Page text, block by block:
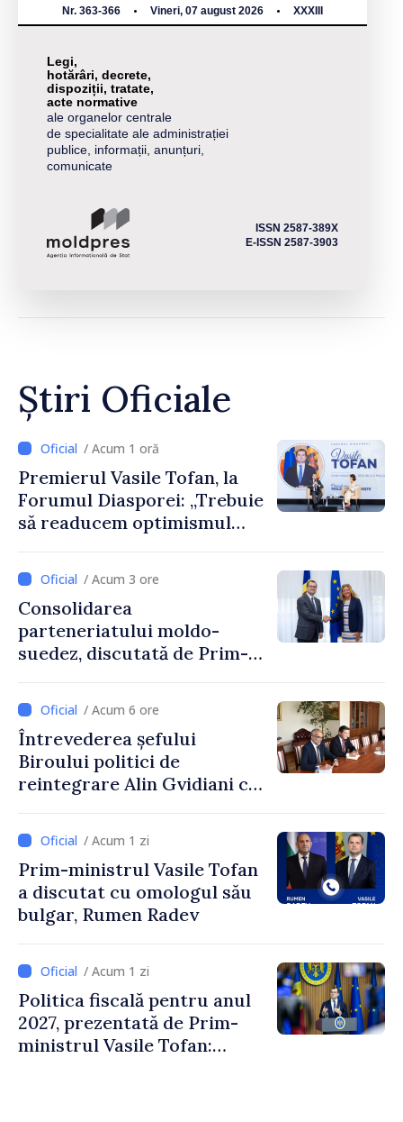
Nr. 363-366 Vineri, 07 august 2026 XXXIII
Legi,
hotărâri, decrete,
dispoziții, tratate,
acte normative
ale organelor centrale
de specialitate ale administrației
publice, informații, anunțuri,
comunicate
ISSN 2587-389X
E-ISSN 2587-3903
Știri Oficiale
/ Acum 1 oră
Premierul Vasile Tofan, la
Forumul Diasporei: „Trebuie
să readucem optimismul
Republica Moldova merge în
direcția corectă”
/ Acum 3 ore
Consolidarea
parteneriatului moldo-
suedez, discutată de Prim-
Ambasadoarea Suediei,
Petra Lärke/ Acum 6 ore
Întrevederea șefului
Biroului politici de
reintegrare Alin Gvidiani cu
Comitetului Internațional al
Crucii Roșii în Moldova
/ Acum 1 zi
Prim-ministrul Vasile Tofan
a discutat cu omologul său
bulgar, Rumen Radev
/ Acum 1 zi
Politica fiscală pentru anul
2027, prezentată de Prim-
ministrul Vasile Tofan: